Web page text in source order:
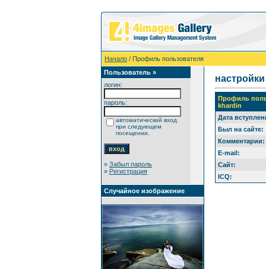
Начало / Профиль пользователя
Пользователь »
логин:
пароль:
автоматический вход
при следующем
посещении.
» Забыл пароль
» Регистрация
Случайное изображение
настройки
Профиль
khardin
Дата
Был на сайте:
Комментарии:
E-mail:
Сайт:
ICQ: